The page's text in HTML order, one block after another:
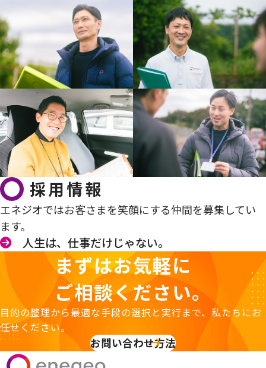
採用情報
エネジオではお客さまを笑顔にする仲間を募集してい
ます。
人生は、仕事だけじゃない。
まずはお気軽に
ご相談ください。
目的の整理から最適な手段の選択と実行まで、私たちにお
任せください。
お問い合わせ方法